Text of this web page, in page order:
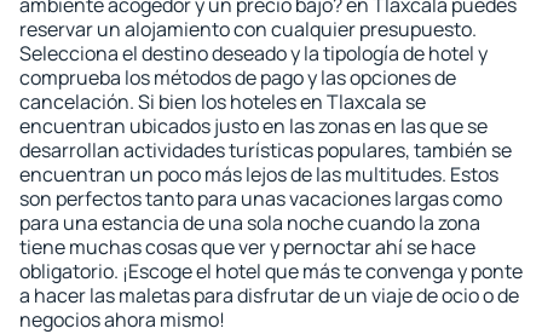
reservar un alojamiento con cualquier presupuesto.
Selecciona el destino deseado y la tipología de hotel y
comprueba los métodos de pago y las opciones de
cancelación. Si bien los hoteles en Tlaxcala se
encuentran ubicados justo en las zonas en las que se
desarrollan actividades turísticas populares, también se
encuentran un poco más lejos de las multitudes. Estos
son perfectos tanto para unas vacaciones largas como
para una estancia de una sola noche cuando la zona
tiene muchas cosas que ver y pernoctar ahí se hace
obligatorio. ¡Escoge el hotel que más te convenga y ponte
a hacer las maletas para disfrutar de un viaje de ocio o de
negocios ahora mismo!